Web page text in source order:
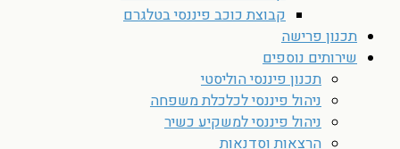
קבוצת כוכב פיננסי בטלגרם
תכנון פרישה
שירותים נוספים
תכנון פיננסי הוליסטי
ניהול פיננסי לכלכלת משפחה
ניהול פיננסי למשקיע כשיר
הרצאות וסדנאות